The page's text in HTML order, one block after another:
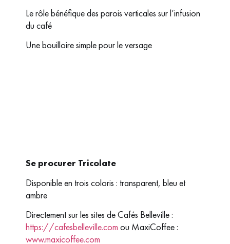
Le rôle bénéfique des parois verticales sur l’infusion
du café
Une bouilloire simple pour le versage
Se procurer Tricolate
Disponible en trois coloris : transparent, bleu et
ambre
Directement sur les sites de Cafés Belleville :
https://cafesbelleville.com ou MaxiCoffee :
www.maxicoffee.com